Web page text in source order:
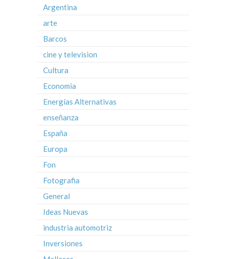
Argentina
arte
Barcos
cine y television
Cultura
Economia
Energías Alternativas
enseñanza
España
Europa
Fon
Fotografia
General
Ideas Nuevas
industria automotriz
Inversiones